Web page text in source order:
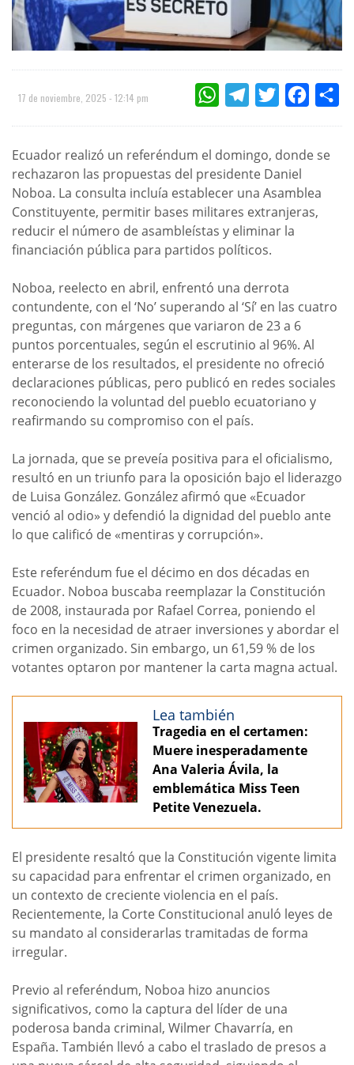
17 de noviembre, 2025 - 12:14 pm WHATSAPPTELEGRAMTWITTER
Ecuador realizó un referéndum el domingo, donde se
rechazaron las propuestas del presidente Daniel
Noboa. La consulta incluía establecer una Asamblea
Constituyente, permitir bases militares extranjeras,
reducir el número de asambleístas y eliminar la
financiación pública para partidos políticos.
Noboa, reelecto en abril, enfrentó una derrota
contundente, con el ‘No’ superando al ‘Sí’ en las cuatro
preguntas, con márgenes que variaron de 23 a 6
puntos porcentuales, según el escrutinio al 96%. Al
enterarse de los resultados, el presidente no ofreció
declaraciones públicas, pero publicó en redes sociales
reconociendo la voluntad del pueblo ecuatoriano y
reafirmando su compromiso con el país.
La jornada, que se preveía positiva para el oficialismo,
resultó en un triunfo para la oposición bajo el liderazgo
de Luisa González. González afirmó que «Ecuador
venció al odio» y defendió la dignidad del pueblo ante
lo que calificó de «mentiras y corrupción».
Este referéndum fue el décimo en dos décadas en
Ecuador. Noboa buscaba reemplazar la Constitución
de 2008, instaurada por Rafael Correa, poniendo el
foco en la necesidad de atraer inversiones y abordar el
crimen organizado. Sin embargo, un 61,59 % de los
votantes optaron por mantener la carta magna actual.
Lea también
Tragedia en el certamen:
Muere inesperadamente
Ana Valeria Ávila, la
emblemática Miss Teen
Petite Venezuela.
El presidente resaltó que la Constitución vigente limita
su capacidad para enfrentar el crimen organizado, en
un contexto de creciente violencia en el país.
Recientemente, la Corte Constitucional anuló leyes de
su mandato al considerarlas tramitadas de forma
irregular.
Previo al referéndum, Noboa hizo anuncios
significativos, como la captura del líder de una
poderosa banda criminal, Wilmer Chavarría, en
España. También llevó a cabo el traslado de presos a